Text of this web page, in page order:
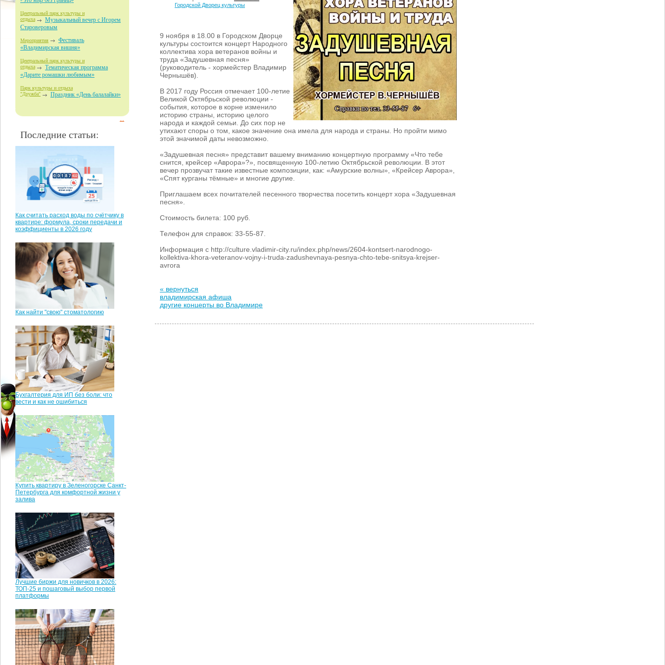
Центральный парк культуры и
отдыха
Музыкальный вечер с Игорем
Староверовым
Мероприятия
Фестиваль
«Владимирская вишня»
Центральный парк культуры и
отдыха
Тематическая программа
«Дарите ромашки любимым»
Парк культуры и отдыха
"Дружба" Праздник «День балалайки»
Последние статьи:
Как считать расход воды по счётчику в
квартире: формула, сроки передачи и
коэффициенты в 2026 году
Как найти "свою" стоматологию
Бухгалтерия для ИП без боли: что
вести и как не ошибиться
Купить квартиру в Зеленогорске Санкт-
Петербурга для комфортной жизни у
залива
Лучшие биржи для новичков в 2026:
ТОП-25 и пошаговый выбор первой
платформы
Городской Дворец культуры
9 ноября в 18.00 в Городском Дворце
культуры состоится концерт Народного
коллектива хора ветеранов войны и
труда «Задушевная песня»
(руководитель - хормейстер Владимир
Чернышёв).
В 2017 году Россия отмечает 100-летие
Великой Октябрьской революции -
события, которое в корне изменило
историю страны, историю целого
народа и каждой семьи. До сих пор не
утихают споры о том, какое значение она имела для народа и страны. Но пройти мимо
этой значимой даты невозможно.
«Задушевная песня» представит вашему вниманию концертную программу «Что тебе
снится, крейсер «Аврора»?», посвященную 100-летию Октябрьской революции. В этот
вечер прозвучат такие известные композиции, как: «Амурские волны», «Крейсер Аврора»,
«Спят курганы тёмные» и многие другие.
Приглашаем всех почитателей песенного творчества посетить концерт хора «Задушевная
песня».
Стоимость билета: 100 руб.
Телефон для справок: 33-55-87.
Информация с http://culture.vladimir-city.ru/index.php/news/2604-kontsert-narodnogo-
kollektiva-khora-veteranov-vojny-i-truda-zadushevnaya-pesnya-chto-tebe-snitsya-krejser-
avrora
« вернуться
владимирская афиша
другие концерты во Владимире